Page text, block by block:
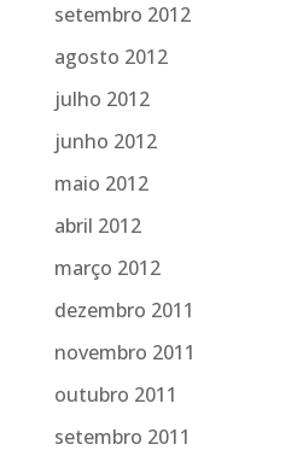
setembro 2012
agosto 2012
julho 2012
junho 2012
maio 2012
abril 2012
março 2012
dezembro 2011
novembro 2011
outubro 2011
setembro 2011